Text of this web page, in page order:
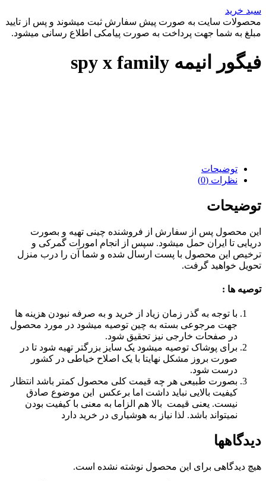
سبد خرید
محصولات سایت به صورت پیش سفارش ثبت میشوند و پس از تایید
مبلغ به شما جهت پرداخت به صورت پیامکی اطلاع رسانی میشود.
فیگور انیمه spy x family
توضیحات
نظرات (0)
توضیحات
این محصول پس از سفارش از فروشنده چینی تهیه و بصورت
دریایی تا ایران حمل میشود. سپس از انجام امورات گمرکی و
ترخیص این محصول با پست ارسال شده و شما آن را درب منزل
تحویل خواهید گرفت.
توصیه ها :
با توجه به گذر زمان زیاد از خرید و به صرفه نبودن هزینه ها
جهت مرجوعی بسته به چین توصیه میشود در مورد محصول
در صفحات خارجی نیز تحقیق شود.
برای پوشاک توصیه میشود یک سایز بزرگتر تهیه شود تا در
صورت بروز مشکل نهایتا با یک اصلاح خیاطی در کشور
درست شود.
بصورت طبیعی هر چه قیمت کلی محصول کمتر باشد انتظار
کیفیت بالایی نباید داشت اما برعکس این موضوع صادق
نیست. یعنی قیمت بالا هم الزاما به معنی با کیفیت بودن
نمیتواند باشد. لذا نیاز به هوشیاری در خرید دارد
دیدگاهها
هیچ دیدگاهی برای این محصول نوشته نشده است.